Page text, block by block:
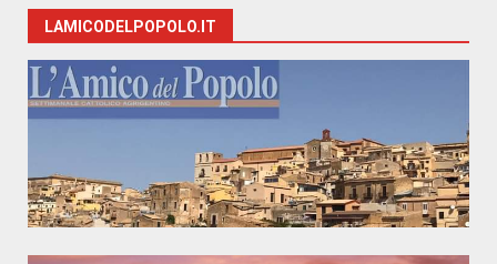
LAMICODELPOPOLO.IT